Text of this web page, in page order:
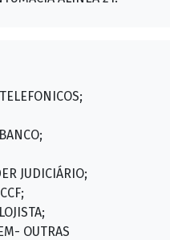
JUDICIÁRIO;
OUTRAS